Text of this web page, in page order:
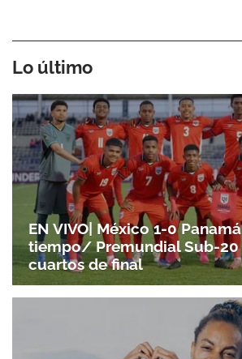
Lo último
EN VIVO| México 1-0
tiempo/ Premundial Sub-20
cuartos de final